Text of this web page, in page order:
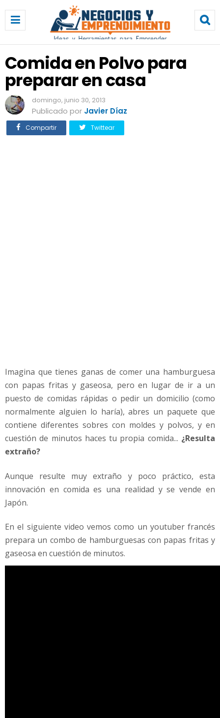
o
m
i
a
e
n
P
o
l
v
Comida en Polvo para
preparar en casa
domingo, junio 30, 2013
Publicado por Javier Díaz
Compartir Twittear
Imagina que tienes ganas de comer una hamburguesa
con papas fritas y gaseosa, pero en lugar de ir a un
puesto de comidas rápidas o pedir un domicilio (como
normalmente alguien lo haría), abres un paquete que
contiene diferentes sobres con moldes y polvos, y en
cuestión de minutos haces tu propia comida... ¿Resulta
extraño?
Aunque resulte muy extraño y poco práctico, esta
innovación en comida es una realidad y se vende en
Japón.
En el siguiente video vemos como un youtuber francés
prepara un combo de hamburguesas con papas fritas y
gaseosa en cuestión de minutos.